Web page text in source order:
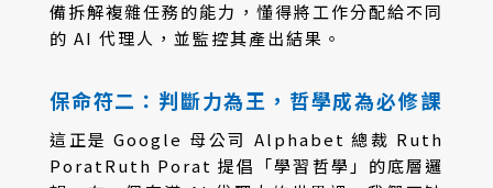
備拆解複雜任務的能力，懂得將工作分配給不同
的 AI 代理人，並監控其產出結果。
保命符二：判斷力為王，哲學成為必修課
這正是 Google 母公司 Alphabet 總裁 Ruth
PoratRuth Porat 提倡「學習哲學」的底層邏